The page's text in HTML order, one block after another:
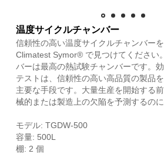
温度サイクルチャンバー
信頼性の高い温度サイクルチャンバー
Climatest Symor® で見つけてください
バーは最高の熱試験チャンバーです。
テストは、信頼性の高い高品質の製品
主要な手段です。大量生産を開始する
械的または製造上の欠陥を予測するのに
モデル: TGDW-500
容量: 500L
棚: 2 個